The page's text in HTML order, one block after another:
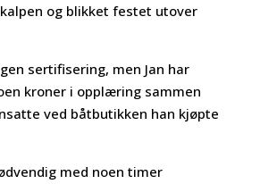
og blikket festet utover
sertifisering, men Jan har
kroner i opplæring sammen
ved båtbutikken han kjøpte
med noen timer